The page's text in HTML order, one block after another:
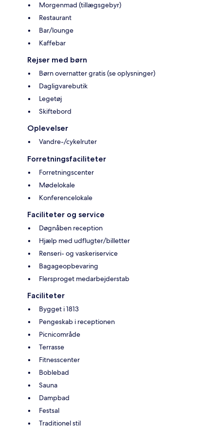
Morgenmad (tillægsgebyr)
Restaurant
Bar/lounge
Kaffebar
Rejser med børn
Børn overnatter gratis (se oplysninger)
Dagligvarebutik
Legetøj
Skiftebord
Oplevelser
Vandre-/cykelruter
Forretningsfaciliteter
Forretningscenter
Mødelokale
Konferencelokale
Faciliteter og service
Døgnåben reception
Hjælp med udflugter/billetter
Renseri- og vaskeriservice
Bagageopbevaring
Flersproget medarbejderstab
Faciliteter
Bygget i 1813
Pengeskab i receptionen
Picnicområde
Terrasse
Fitnesscenter
Boblebad
Sauna
Dampbad
Festsal
Traditionel stil